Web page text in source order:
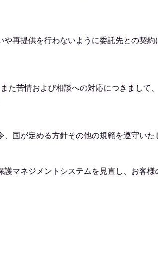
再提供を行わないように委託先との契約
た苦情および相談への対応につきまして
国が定める方針その他の規範を遵守いた
マネジメントシステムを見直し、お客様